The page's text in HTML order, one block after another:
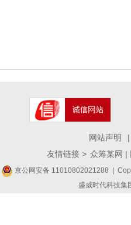
网站声明 |
友情链接 > 众筹某网 |
京公网安备 11010802021288 |
盛威时代科技集